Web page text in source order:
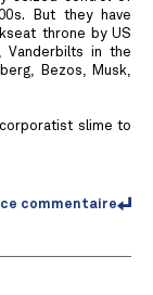
But they have
throne by US
Vanderbilts in the
Bezos, Musk,
slime to
ce commentaire